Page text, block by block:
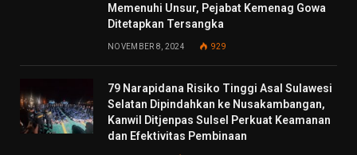
Memenuhi Unsur, Pejabat Kemenag Gowa
Ditetapkan Tersangka
NOVEMBER 8, 2024 929
79 Narapidana Risiko Tinggi Asal Sulawesi
Selatan Dipindahkan ke Nusakambangan,
Kanwil Ditjenpas Sulsel Perkuat Keamanan
dan Efektivitas Pembinaan